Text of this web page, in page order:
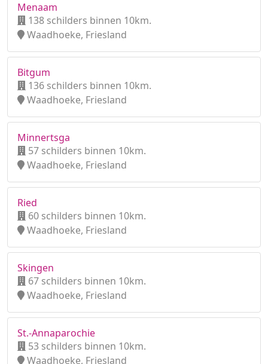
Menaam
138 schilders binnen 10km.
Waadhoeke, Friesland
Bitgum
136 schilders binnen 10km.
Waadhoeke, Friesland
Minnertsga
57 schilders binnen 10km.
Waadhoeke, Friesland
Ried
60 schilders binnen 10km.
Waadhoeke, Friesland
Skingen
67 schilders binnen 10km.
Waadhoeke, Friesland
St.-Annaparochie
53 schilders binnen 10km.
Waadhoeke, Friesland